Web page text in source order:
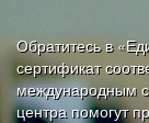
Обратитесь в
сертификат
международным
центра помогут